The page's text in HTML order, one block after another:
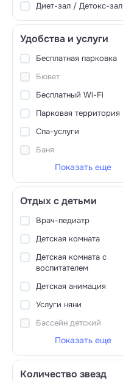
Диет-зал / Детокс-зал
Удобства и услуги
Бесплатная парковка
Бювет
Бесплатный Wi-Fi
Парковая территория
Спа-услуги
Баня
Показать еще
Отдых с детьми
Врач-педиатр
Детская комната
Детская комната с
воспитателем
Детская анимация
Услуги няни
Бассейн детский
Показать еще
Количество звезд